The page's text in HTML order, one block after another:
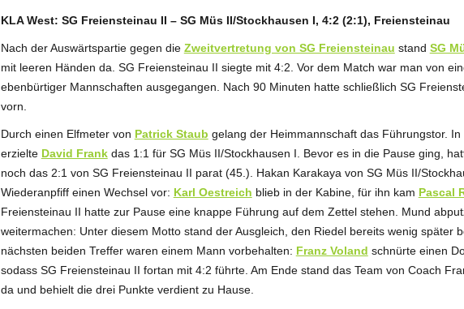
ANZEIGE
KLA West: SG Freiensteinau II – SG Müs II/Stockhausen I, 4:2 (2:1), Freiensteinau
Nach der Auswärtspartie gegen die Zweitvertretung von SG Freiensteinau stand SG
mit leeren Händen da. SG Freiensteinau II siegte mit 4:2. Vor dem Match war man von
ebenbürtiger Mannschaften ausgegangen. Nach 90 Minuten hatte schließlich SG
vorn.
Durch einen Elfmeter von Patrick Staub gelang der Heimmannschaft das Führungstor.
erzielte David Frankdas 1:1 für SG Müs II/Stockhausen I. Bevor es in die Pause ging,
noch das 2:1 von SG Freiensteinau II parat (45.). Hakan Karakaya von SG Müs II/
Wiederanpfiff einen Wechsel vor: Karl Oestreich blieb in der Kabine, für ihn kam Pascal
Freiensteinau II hatte zur Pause eine knappe Führung auf dem Zettel stehen. Mund
weitermachen: Unter diesem Motto stand der Ausgleich, den Riedel bereits wenig später
nächsten beiden Treffer waren einem Mann vorbehalten: Franz Voland schnürte einen
sodass SG Freiensteinau II fortan mit 4:2 führte. Am Ende stand das Team von Coach
da und behielt die drei Punkte verdient zu Hause.